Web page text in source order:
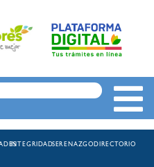
INTEGRIDADSERENAZGODIRECTORIO